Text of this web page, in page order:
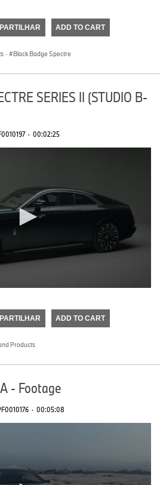
PARTILHAR ADD TO CART
· Black Badge Spectre
SERIES II (STUDIO B-
· 00:02:25
PARTILHAR ADD TO CART
Products
- Footage
· 00:05:08